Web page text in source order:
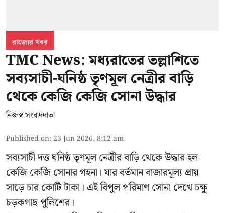
রাজ্যের খবর
TMC News: মধ্যরাতের তল্লাশিতে
সব্যসাচী-ঘনিষ্ঠ তৃণমূল নেত্রীর বাড়ি
থেকে কেজি কেজি সোনা উদ্ধার
নিজস্ব সংবাদদাতা
Published on: 23 Jun 2026, 8:12 am
সব্যসাচী দত্ত ঘনিষ্ঠ তৃণমূল নেত্রীর বাড়ি থেকে উদ্ধার হল
কেজি কেজি সোনার গহনা। যার বর্তমান বাজারমূল্য প্রায়
সাড়ে চার কোটি টাকা। এই বিপুল পরিমাণ সোনা দেখে চক্ষু
চড়কগাছ পুলিশের।